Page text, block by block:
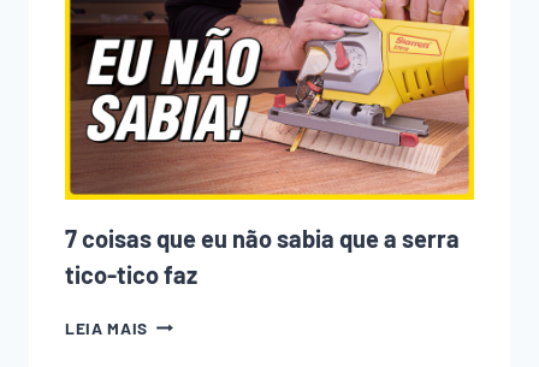
A
MARCENARIA?
PODCAST
EMPOEIRADOS
#010
7 coisas que eu não sabia que a serra
tico-tico faz
LEIA MAIS